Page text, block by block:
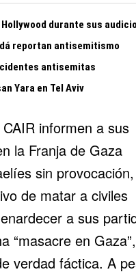
durante sus
reportan antisemitismo
antisemitas
Yara en Tel Aviv
informen a sus
la Franja de Gaza
sin
de matar a civiles
a sus
“masacre en
verdad fáctica. A